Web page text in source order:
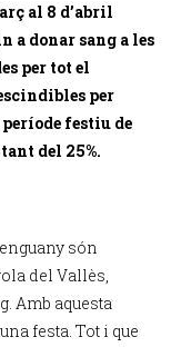
al 8 d’abril
a donar sang a les
per tot el
per
festiu de
del 25%.
són
del Vallès,
Amb aquesta
festa. Tot i que